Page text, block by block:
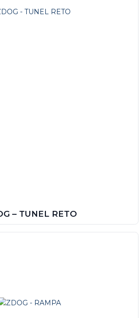
– TUNEL RETO